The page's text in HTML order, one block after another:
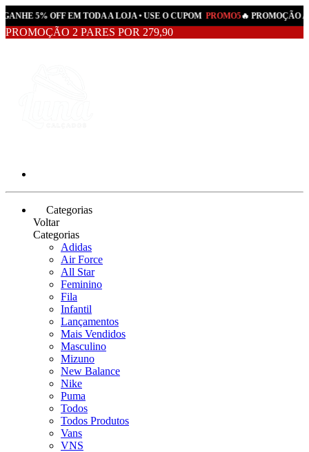
5% OFF EM TODA A LOJA • USE O CUPOM PROMO5🔥 PROMOÇÃO
PROMOÇÃO 2 PARES POR 279,90
Categorias
Voltar
Categorias
Adidas
Air Force
All Star
Feminino
Fila
Infantil
Lançamentos
Mais Vendidos
Masculino
Mizuno
New Balance
Nike
Puma
Todos
Todos Produtos
Vans
VNS